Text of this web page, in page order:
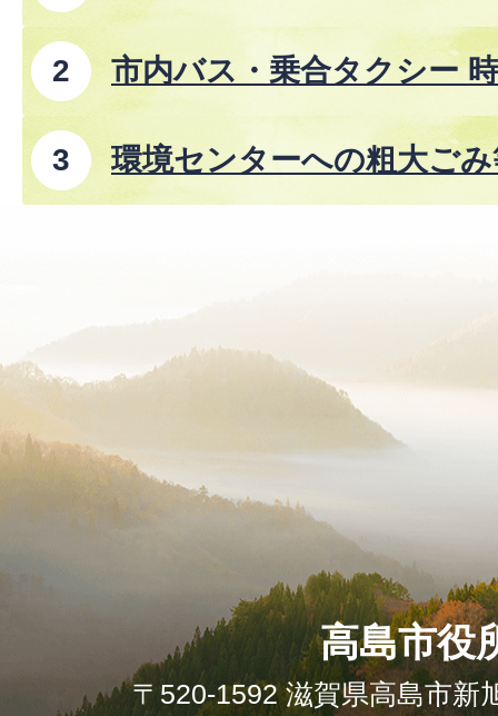
市内バス・乗合タクシー
8年8月1日改正)
環境センターへの粗大ご
高島市役
〒520-1592 滋賀県高島市新